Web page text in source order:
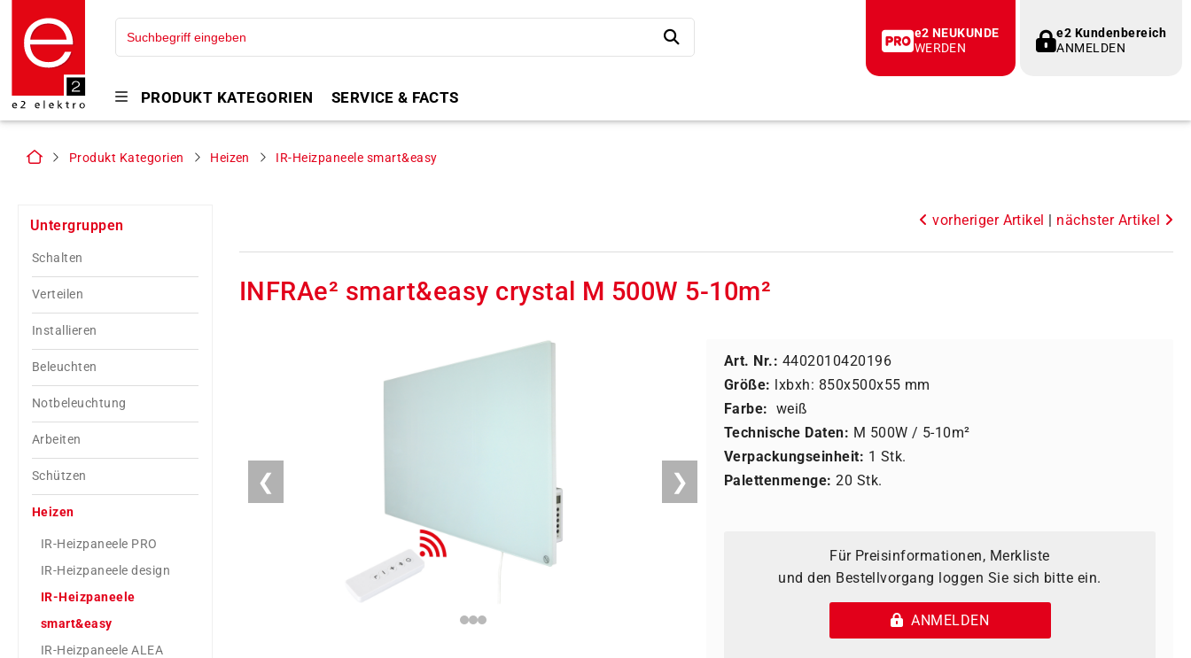
e2 Kundenbereich
ANMELDEN
e2 NEUKUNDE
WERDEN
PRODUKT KATEGORIEN SERVICE & FACTS
Produkt Kategorien Heizen IR-Heizpaneele smart&easy
Untergruppen
Schalten
Verteilen
Installieren
Beleuchten
Notbeleuchtung
Arbeiten
Schützen
Heizen
IR-Heizpaneele PRO
IR-Heizpaneele design
IR-Heizpaneele
smart&easy
IR-Heizpaneele ALEA
vorheriger Artikel | nächster Artikel
INFRAe² smart&easy crystal M 500W 5-10m²
❮ ❯
Art. Nr.: 4402010420196
Größe: lxbxh: 850x500x55 mm
Farbe: weiß
Technische Daten: M 500W / 5-10m²
Verpackungseinheit: 1 Stk.
Palettenmenge: 20 Stk.
Für Preisinformationen, Merkliste
und den Bestellvorgang loggen Sie sich bitte ein.
ANMELDEN